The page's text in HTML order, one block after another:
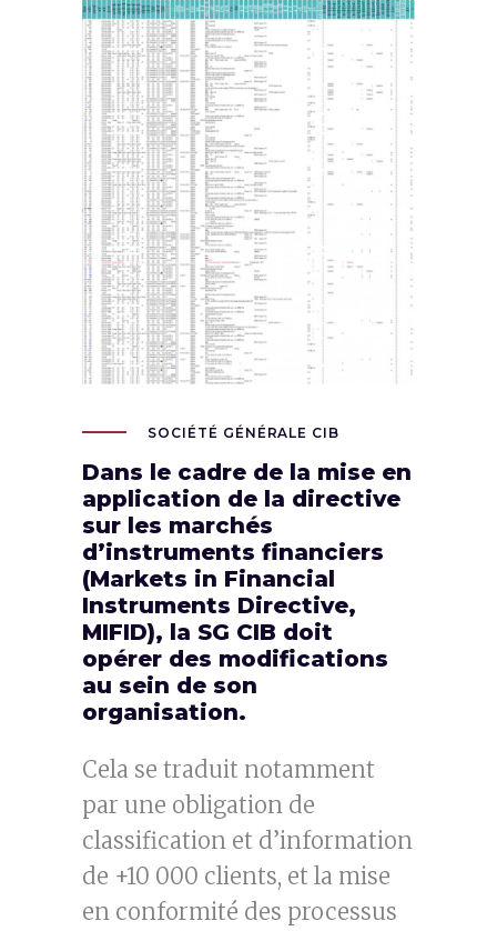
SOCIÉTÉ GÉNÉRALE CIB
Dans le cadre de la mise en
application de la directive
sur les marchés
d’instruments financiers
(Markets in Financial
Instruments Directive,
MIFID), la SG CIB doit
opérer des modifications
au sein de son
organisation.
Cela se traduit notamment
par une obligation de
classification et d’information
de +10 000 clients, et la mise
en conformité des processus